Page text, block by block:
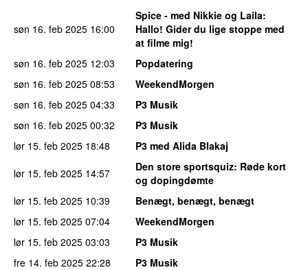
søn 16. feb 2025 16:00
Spice - med Nikkie og Laila:
Hallo! Gider du lige stoppe med
at filme mig!
søn 16. feb 2025 12:03
Popdatering
søn 16. feb 2025 08:53
WeekendMorgen
søn 16. feb 2025 04:33
P3 Musik
søn 16. feb 2025 00:32
P3 Musik
lør 15. feb 2025 18:48
P3 med Alida Blakaj
lør 15. feb 2025 14:57 Den store sportsquiz: Røde kort
og dopingdømte
lør 15. feb 2025 10:39
Benægt, benægt, benægt
lør 15. feb 2025 07:04
WeekendMorgen
lør 15. feb 2025 03:03
P3 Musik
fre 14. feb 2025 22:28
P3 Musik